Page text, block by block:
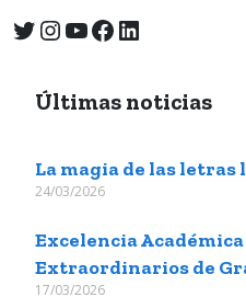
Últimas noticias
La magia de las letras
24/03/2026
Excelencia
Extraordinarios de
17/03/2026